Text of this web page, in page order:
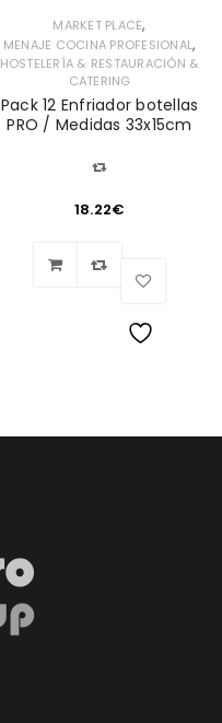
MARKET PLACE,
MENAJE COCINA PROFESIONAL,
HOSTELERÍA & RESTAURACIÓN &
CATERING
Pack 12 Enfriador botellas
PRO / Medidas 33x15cm
18.22€